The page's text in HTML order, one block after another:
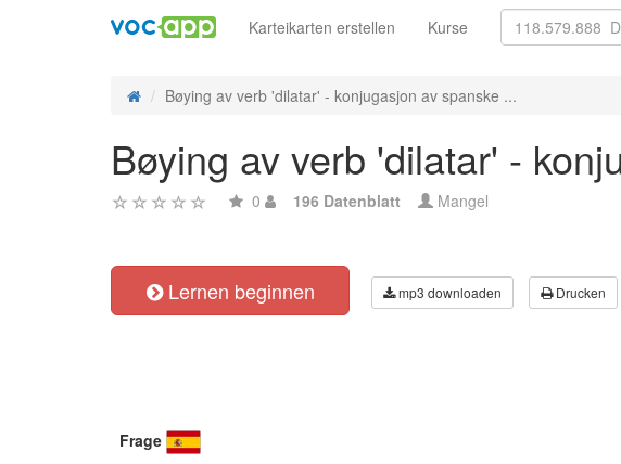
Karteikarten erstellen Kurse
Bøying av verb 'dilatar' - konjugasjon av spanske ...
Bøying av verb 'dilatar' -
0 196 Datenblatt Mangel
Lernen beginnen mp3 downloaden Drucken
Frage